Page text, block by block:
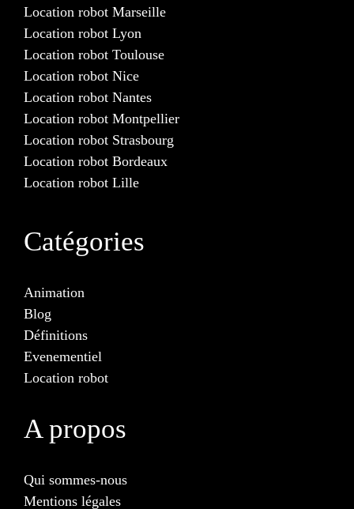
Location robot Marseille
Location robot Lyon
Location robot Toulouse
Location robot Nice
Location robot Nantes
Location robot Montpellier
Location robot Strasbourg
Location robot Bordeaux
Location robot Lille
Catégories
Animation
Blog
Définitions
Evenementiel
Location robot
A propos
Qui sommes-nous
Mentions légales